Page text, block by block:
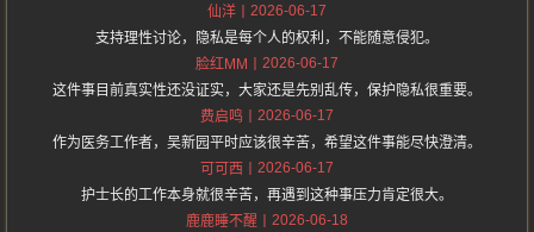
仙洋
2026-06-17
支持理性讨论，隐私是每个人的权利，不能随意侵犯。
脸红MM
2026-06-17
这件事目前真实性还没证实，大家还是先别乱传，保护隐私很重要。
费启鸣
2026-06-17
作为医务工作者，吴新园平时应该很辛苦，希望这件事能尽快澄清。
可可西
2026-06-17
护士长的工作本身就很辛苦，再遇到这种事压力肯定很大。
鹿鹿睡不醒
2026-06-18